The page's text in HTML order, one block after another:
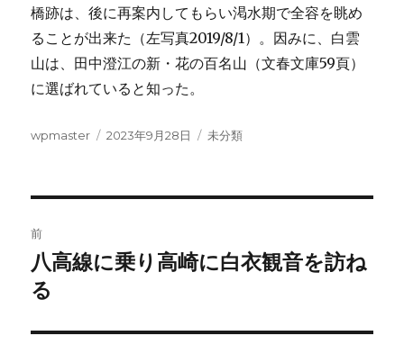
橋跡は、後に再案内してもらい渇水期で全容を眺め
ることが出来た（左写真2019/8/1）。因みに、白雲
山は、田中澄江の新・花の百名山（文春文庫59頁）
に選ばれていると知った。
投
wpmaster
投
2023年9月28日
カ
未分類
稿
ナ
ビ
前
前
の
稿:
八高線に乗り高崎に白衣観音を訪ね
る